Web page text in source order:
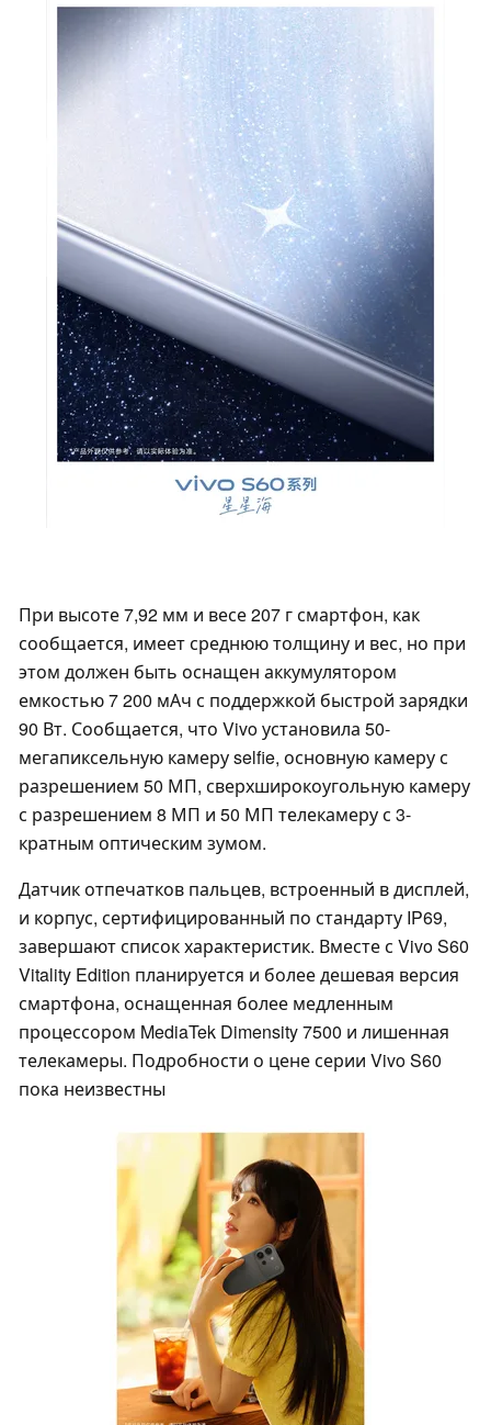
При высоте 7,92 мм и весе 207 г смартфон, как
сообщается, имеет среднюю толщину и вес, но при
этом должен быть оснащен аккумулятором
емкостью 7 200 мАч с поддержкой быстрой зарядки
90 Вт. Сообщается, что Vivo установила 50-
мегапиксельную камеру selfie, основную камеру с
разрешением 50 МП, сверхширокоугольную камеру
с разрешением 8 МП и 50 МП телекамеру с 3-
кратным оптическим зумом.
Датчик отпечатков пальцев, встроенный в дисплей,
и корпус, сертифицированный по стандарту IP69,
завершают список характеристик. Вместе с Vivo S60
Vitality Edition планируется и более дешевая версия
смартфона, оснащенная более медленным
процессором MediaTek Dimensity 7500 и лишенная
телекамеры. Подробности о цене серии Vivo S60
пока неизвестны